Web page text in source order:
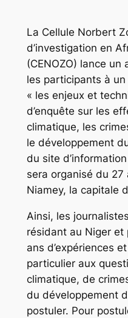
La Cellule Norbert
d’investigation en
(CENOZO) lance
les participants à
« les enjeux et
d’enquête sur les
climatique, les
le développement
du site
sera organisé du
Niamey, la capitale
Ainsi, les
résidant au Niger et
ans d’expériences
particulier aux
climatique, de
du développement
postuler. Pour